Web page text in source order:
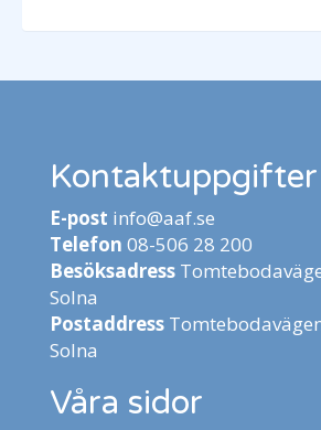
Kontaktuppgifter
E-post info@aaf.se
Telefon 08-506 28 200
Besöksadress
Solna
Postaddress
Solna
Våra sidor